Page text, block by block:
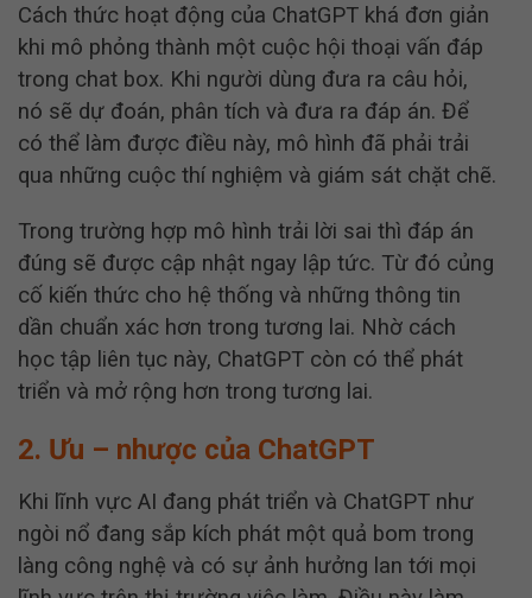
Cách thức hoạt động của ChatGPT khá đơn giản
khi mô phỏng thành một cuộc hội thoại vấn đáp
trong chat box. Khi người dùng đưa ra câu hỏi,
nó sẽ dự đoán, phân tích và đưa ra đáp án. Để
có thể làm được điều này, mô hình đã phải trải
qua những cuộc thí nghiệm và giám sát chặt chẽ.
Trong trường hợp mô hình trải lời sai thì đáp án
đúng sẽ được cập nhật ngay lập tức. Từ đó củng
cố kiến thức cho hệ thống và những thông tin
dần chuẩn xác hơn trong tương lai. Nhờ cách
học tập liên tục này, ChatGPT còn có thể phát
triển và mở rộng hơn trong tương lai.
2. Ưu – nhược của ChatGPT
Khi lĩnh vực AI đang phát triển và ChatGPT như
ngòi nổ đang sắp kích phát một quả bom trong
làng công nghệ và có sự ảnh hưởng lan tới mọi